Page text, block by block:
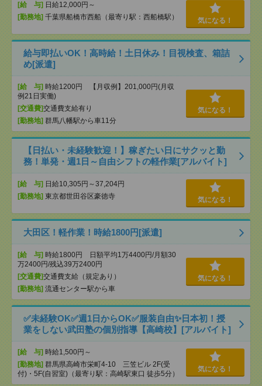
[給 与] 日給12,000円～
[勤務地] 千葉県船橋市西船（最寄り駅：西船橋駅） 気になる！
給与即払いOK！高時給！土日休み！目視検査、箱詰
め[派遣]
[給 与] 時給1200円 【月収例】201,000円(月収
例21日実働)
[交通費]交通費支給有り
[勤務地] 群馬八幡駅から車11分
気になる！
【日払い・未経験歓迎！】稼ぎたい日にサクッと勤
務！単発・週1日～自由シフトの軽作業[アルバイト]
[給 与] 日給10,305円～37,204円
[勤務地] 東京都世田谷区豪徳寺 気になる！
大田区！軽作業！時給1800円[派遣]
[給 与] 時給1800円 日額平均1万4400円/月額30
万2400円/残込39万2400円
[交通費]交通費支給（規定あり）
[勤務地] 流通センター駅から車
気になる！
✅未経験OK✅週1日からOK✅服装自由✨日本初！授
業をしない武田塾の個別指導【高崎校】[アルバイト]
[給 与] 時給1,500円～
[勤務地] 群馬県高崎市栄町4-10 三笠ビル 2F(受
付)・5F(自習室)（最寄り駅：高崎駅東口 徒歩5分）
気になる！